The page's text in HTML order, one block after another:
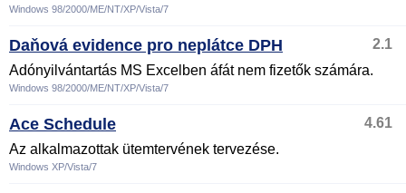
Windows 98/2000/ME/NT/XP/Vista/7
Daňová evidence pro neplátce DPH
2.1
Adónyilvántartás MS Excelben áfát nem fizetők számára.
Windows 98/2000/ME/NT/XP/Vista/7
Ace Schedule
4.61
Az alkalmazottak ütemtervének tervezése.
Windows XP/Vista/7